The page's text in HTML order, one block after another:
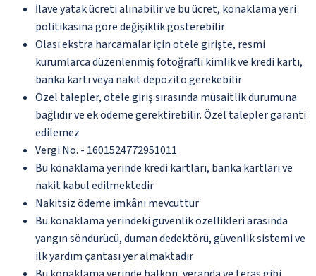
İlave yatak ücreti alınabilir ve bu ücret, konaklama yeri
politikasına göre değişiklik gösterebilir
Olası ekstra harcamalar için otele girişte, resmi
kurumlarca düzenlenmiş fotoğraflı kimlik ve kredi kartı,
banka kartı veya nakit depozito gerekebilir
Özel talepler, otele giriş sırasında müsaitlik durumuna
bağlıdır ve ek ödeme gerektirebilir. Özel talepler garanti
edilemez
Vergi No. - 1601524772951011
Bu konaklama yerinde kredi kartları, banka kartları ve
nakit kabul edilmektedir
Nakitsiz ödeme imkânı mevcuttur
Bu konaklama yerindeki güvenlik özellikleri arasında
yangın söndürücü, duman dedektörü, güvenlik sistemi ve
ilk yardım çantası yer almaktadır